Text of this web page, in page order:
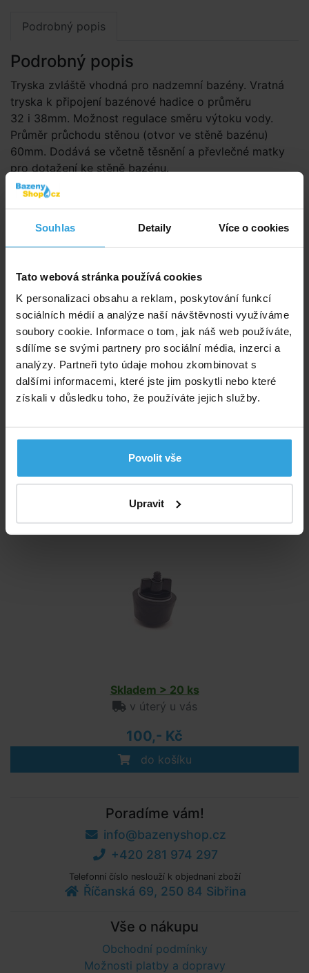
Souhlas Detaily Více o cookies
Tato webová stránka používá cookies
K personalizaci obsahu a reklam, poskytování funkcí
sociálních médií a analýze naší návštěvnosti využíváme
soubory cookie. Informace o tom, jak náš web používáte,
sdílíme se svými partnery pro sociální média, inzerci a
analýzy. Partneři tyto údaje mohou zkombinovat s
dalšími informacemi, které jste jim poskytli nebo které
získali v důsledku toho, že používáte jejich služby.
Povolit vše
Upravit
Podrobný popis
Podrobný popis
Tryska zvláště vhodná pro nadzemní bazény. Vratná
tryska k připojení bazénové hadice o průměru
32 i 38mm. Možnost regulace směru výtoku vody.
Průměr průchodu stěnou (otvor ve stěně bazénu)
60mm. Dodává se včetně těsnění a převlečné matky
pro dotažení ke stěně bazénu.
Doporučené příslušenství (2)
90,- Kč
do košíku
Skladem > 20 ks
v úterý u vás
100,- Kč
do košíku
Poradíme vám!
info@bazenyshop.cz
+420 281 974 297
Telefonní číslo neslouží k objednaní zboží
Říčanská 69, 250 84 Sibřina
Vše o nákupu
Obchodní podmínky
Možnosti platby a dopravy